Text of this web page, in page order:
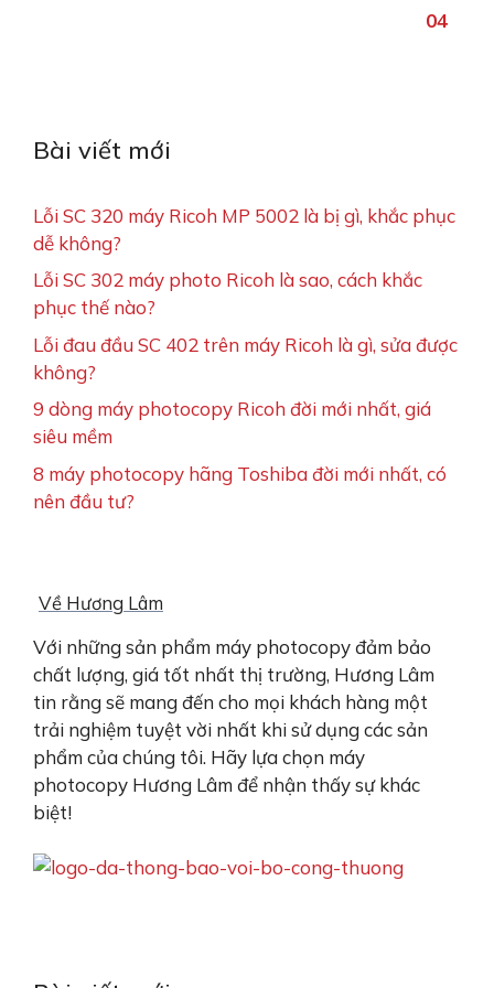
Bài viết mới
Lỗi SC 320 máy Ricoh MP 5002 là bị gì, khắc phục
dễ không?
Lỗi SC 302 máy photo Ricoh là sao, cách khắc
phục thế nào?
Lỗi đau đầu SC 402 trên máy Ricoh là gì, sửa được
không?
9 dòng máy photocopy Ricoh đời mới nhất, giá
siêu mềm
8 máy photocopy hãng Toshiba đời mới nhất, có
nên đầu tư?
Về Hương Lâm
Với những sản phẩm máy photocopy đảm bảo
chất lượng, giá tốt nhất thị trường, Hương Lâm
tin rằng sẽ mang đến cho mọi khách hàng một
trải nghiệm tuyệt vời nhất khi sử dụng các sản
phẩm của chúng tôi. Hãy lựa chọn máy
photocopy Hương Lâm để nhận thấy sự khác
biệt!